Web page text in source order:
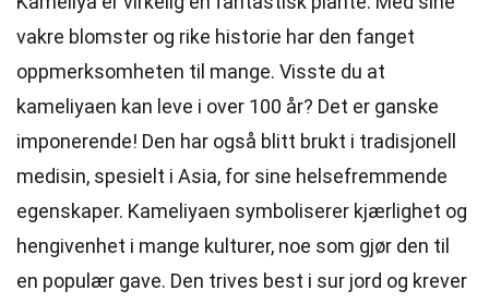
vakre blomster og rike historie har den fanget
oppmerksomheten til mange. Visste du at
kameliyaen kan leve i over 100 år? Det er ganske
imponerende! Den har også blitt brukt i tradisjonell
medisin, spesielt i Asia, for sine helsefremmende
egenskaper. Kameliyaen symboliserer kjærlighet og
hengivenhet i mange kulturer, noe som gjør den til
en populær gave. Den trives best i sur jord og krever